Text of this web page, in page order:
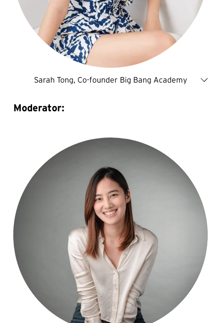
Sarah Tong, Co-founder Big Bang Academy
Moderator: